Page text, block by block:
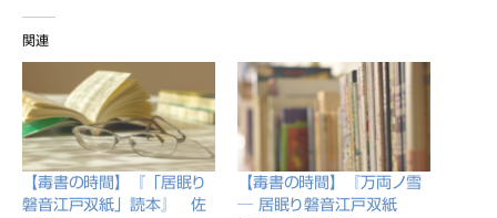
関連
【毒書の時間】『「居眠り
磐音江戸双紙」読本』 佐
【毒書の時間】『万両ノ雪
─ 居眠り磐音江戸双紙